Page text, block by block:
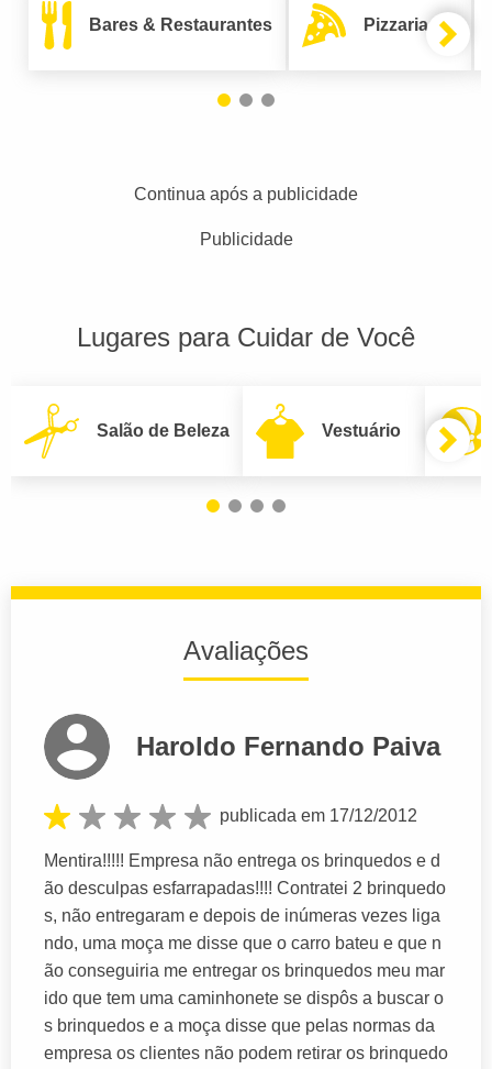
Bares & Restaurantes Pizzarias
Continua após a publicidade
Publicidade
Lugares para Cuidar de Você
Salão de Beleza Vestuário
Avaliações
Haroldo Fernando Paiva
publicada em 17/12/2012
Mentira!!!!! Empresa não entrega os brinquedos e d
ão desculpas esfarrapadas!!!! Contratei 2 brinquedo
s, não entregaram e depois de inúmeras vezes liga
ndo, uma moça me disse que o carro bateu e que n
ão conseguiria me entregar os brinquedos meu mar
ido que tem uma caminhonete se dispôs a buscar o
s brinquedos e a moça disse que pelas normas da
empresa os clientes não podem retirar os brinquedo